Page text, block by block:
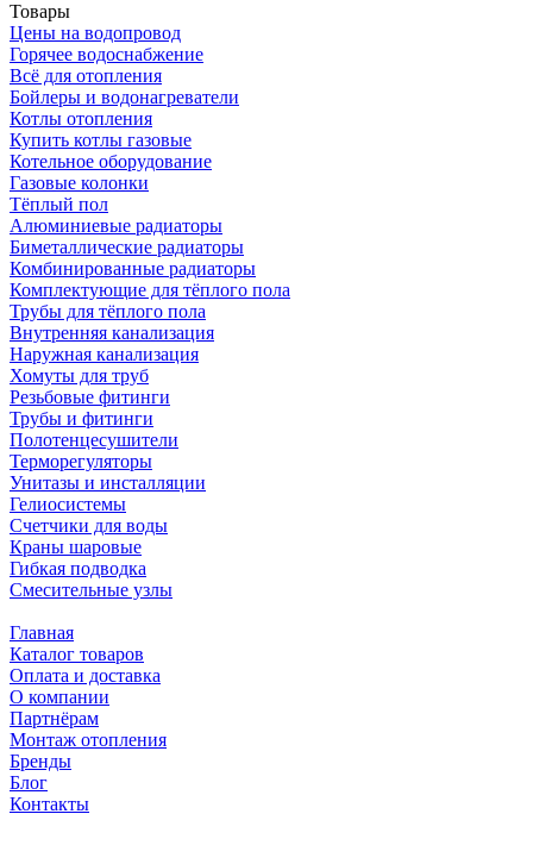
Товары
Цены на водопровод
Горячее водоснабжение
Всё для отопления
Бойлеры и водонагреватели
Котлы отопления
Купить котлы газовые
Котельное оборудование
Газовые колонки
Тёплый пол
Алюминиевые радиаторы
Биметаллические радиаторы
Комбинированные радиаторы
Комплектующие для тёплого пола
Трубы для тёплого пола
Внутренняя канализация
Наружная канализация
Хомуты для труб
Резьбовые фитинги
Трубы и фитинги
Полотенцесушители
Терморегуляторы
Унитазы и инсталляции
Гелиосистемы
Счетчики для воды
Краны шаровые
Гибкая подводка
Смесительные узлы
Главная
Каталог товаров
Оплата и доставка
О компании
Партнёрам
Монтаж отопления
Бренды
Блог
Контакты